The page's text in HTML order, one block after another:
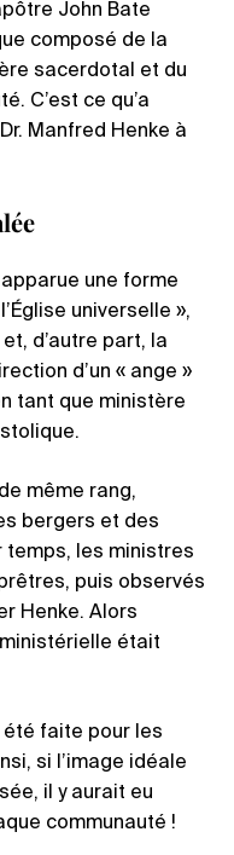
John Bate
composé de la
sacerdotal et du
C’est ce qu’a
Manfred Henke à
une forme
universelle »,
d’autre part, la
d’un « ange »
tant que ministère
même rang,
bergers et des
temps, les ministres
puis observés
Henke. Alors
était
faite pour les
si l’image idéale
il y aurait eu
communauté !